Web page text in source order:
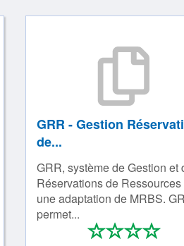
GRR - Gestion
de...
GRR, système de Gestion et
Réservations de Ressources
une adaptation de MRBS.
permet...
***